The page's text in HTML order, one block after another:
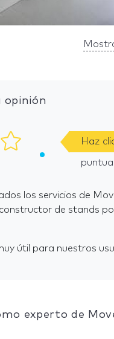
opinión
Haz
los servicios de
de stands
útil para nuestros
experto de